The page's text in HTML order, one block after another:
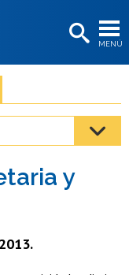
MENÚ
y